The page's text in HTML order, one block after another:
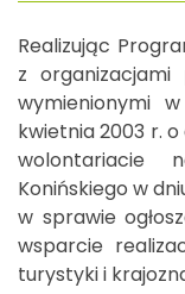
Realizując
z organizacjami
wymienionymi
kwietnia 2003 r.
wolontariacie
Konińskiego w
w sprawie
wsparcie
turystyki i